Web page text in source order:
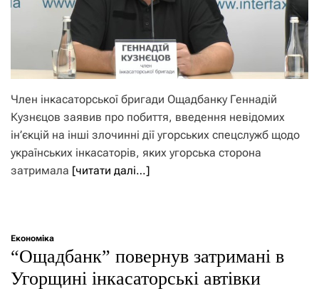
Член інкасаторської бригади Ощадбанку Геннадій
Кузнєцов заявив про побиття, введення невідомих
ін’єкцій на інші злочинні дії угорських спецслужб щодо
українських інкасаторів, яких угорська сторона
затримала [читати далі…]
Економіка
“Ощадбанк” повернув затримані в
Угорщині інкасаторські автівки